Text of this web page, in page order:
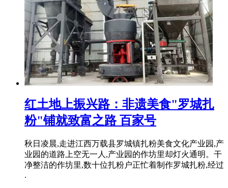
红土地上振兴路：非遗美食"罗城扎
粉"铺就致富之路 百家号
秋日凌晨,走进江西万载县罗城镇扎粉美食文化产业园,产
业园的道路上空无一人,产业园的作坊里却灯火通明。干
净整洁的作坊里,数十位扎粉户正忙着制作罗城扎粉,经过
.